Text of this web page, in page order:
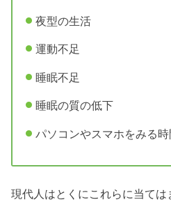
夜型の生活
運動不足
睡眠不足
睡眠の質の低下
パソコンやスマホをみる
現代人はとくにこれらに当て